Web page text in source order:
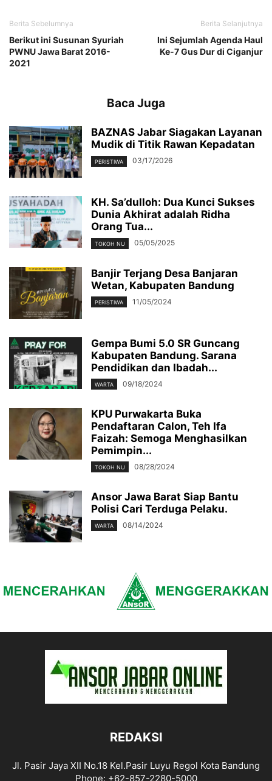
Berita Sebelumnya
Berikut ini Susunan Syuriah
PWNU Jawa Barat 2016-
2021
Berita Selanjutnya
Ini Sejumlah Agenda Haul
Ke-7 Gus Dur di Ciganjur
Baca Juga
BAZNAS Jabar Siagakan Layanan
Mudik di Titik Rawan Kepadatan
PERISTIWA 03/17/2026
KH. Sa’dulloh: Dua Kunci Sukses
Dunia Akhirat adalah Ridha
Orang Tua...
TOKOH NU 05/05/2025
Banjir Terjang Desa Banjaran
Wetan, Kabupaten Bandung
PERISTIWA 11/05/2024
Gempa Bumi 5.0 SR Guncang
Kabupaten Bandung. Sarana
Pendidikan dan Ibadah...
WARTA 09/18/2024
KPU Purwakarta Buka
Pendaftaran Calon, Teh Ifa
Faizah: Semoga Menghasilkan
Pemimpin...
TOKOH NU 08/28/2024
Ansor Jawa Barat Siap Bantu
Polisi Cari Terduga Pelaku.
WARTA 08/14/2024
REDAKSI
Jl. Pasir Jaya XII No.18 Kel.Pasir Luyu Regol Kota Bandung
Phone: +62-857-2280-5000